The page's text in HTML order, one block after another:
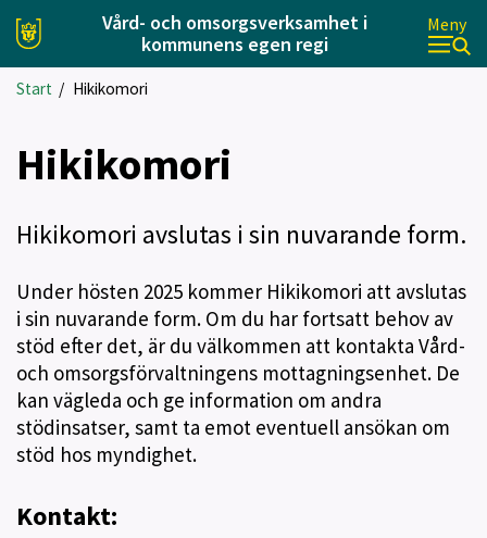
Vård- och omsorgsverksamhet i
kommunens egen regi
Meny
Start / Hikikomori
Hikikomori
Hikikomori avslutas i sin nuvarande form.
Under hösten 2025 kommer Hikikomori att avslutas
i sin nuvarande form. Om du har fortsatt behov av
stöd efter det, är du välkommen att kontakta Vård-
och omsorgsförvaltningens mottagningsenhet. De
kan vägleda och ge information om andra
stödinsatser, samt ta emot eventuell ansökan om
stöd hos myndighet.
Kontakt: